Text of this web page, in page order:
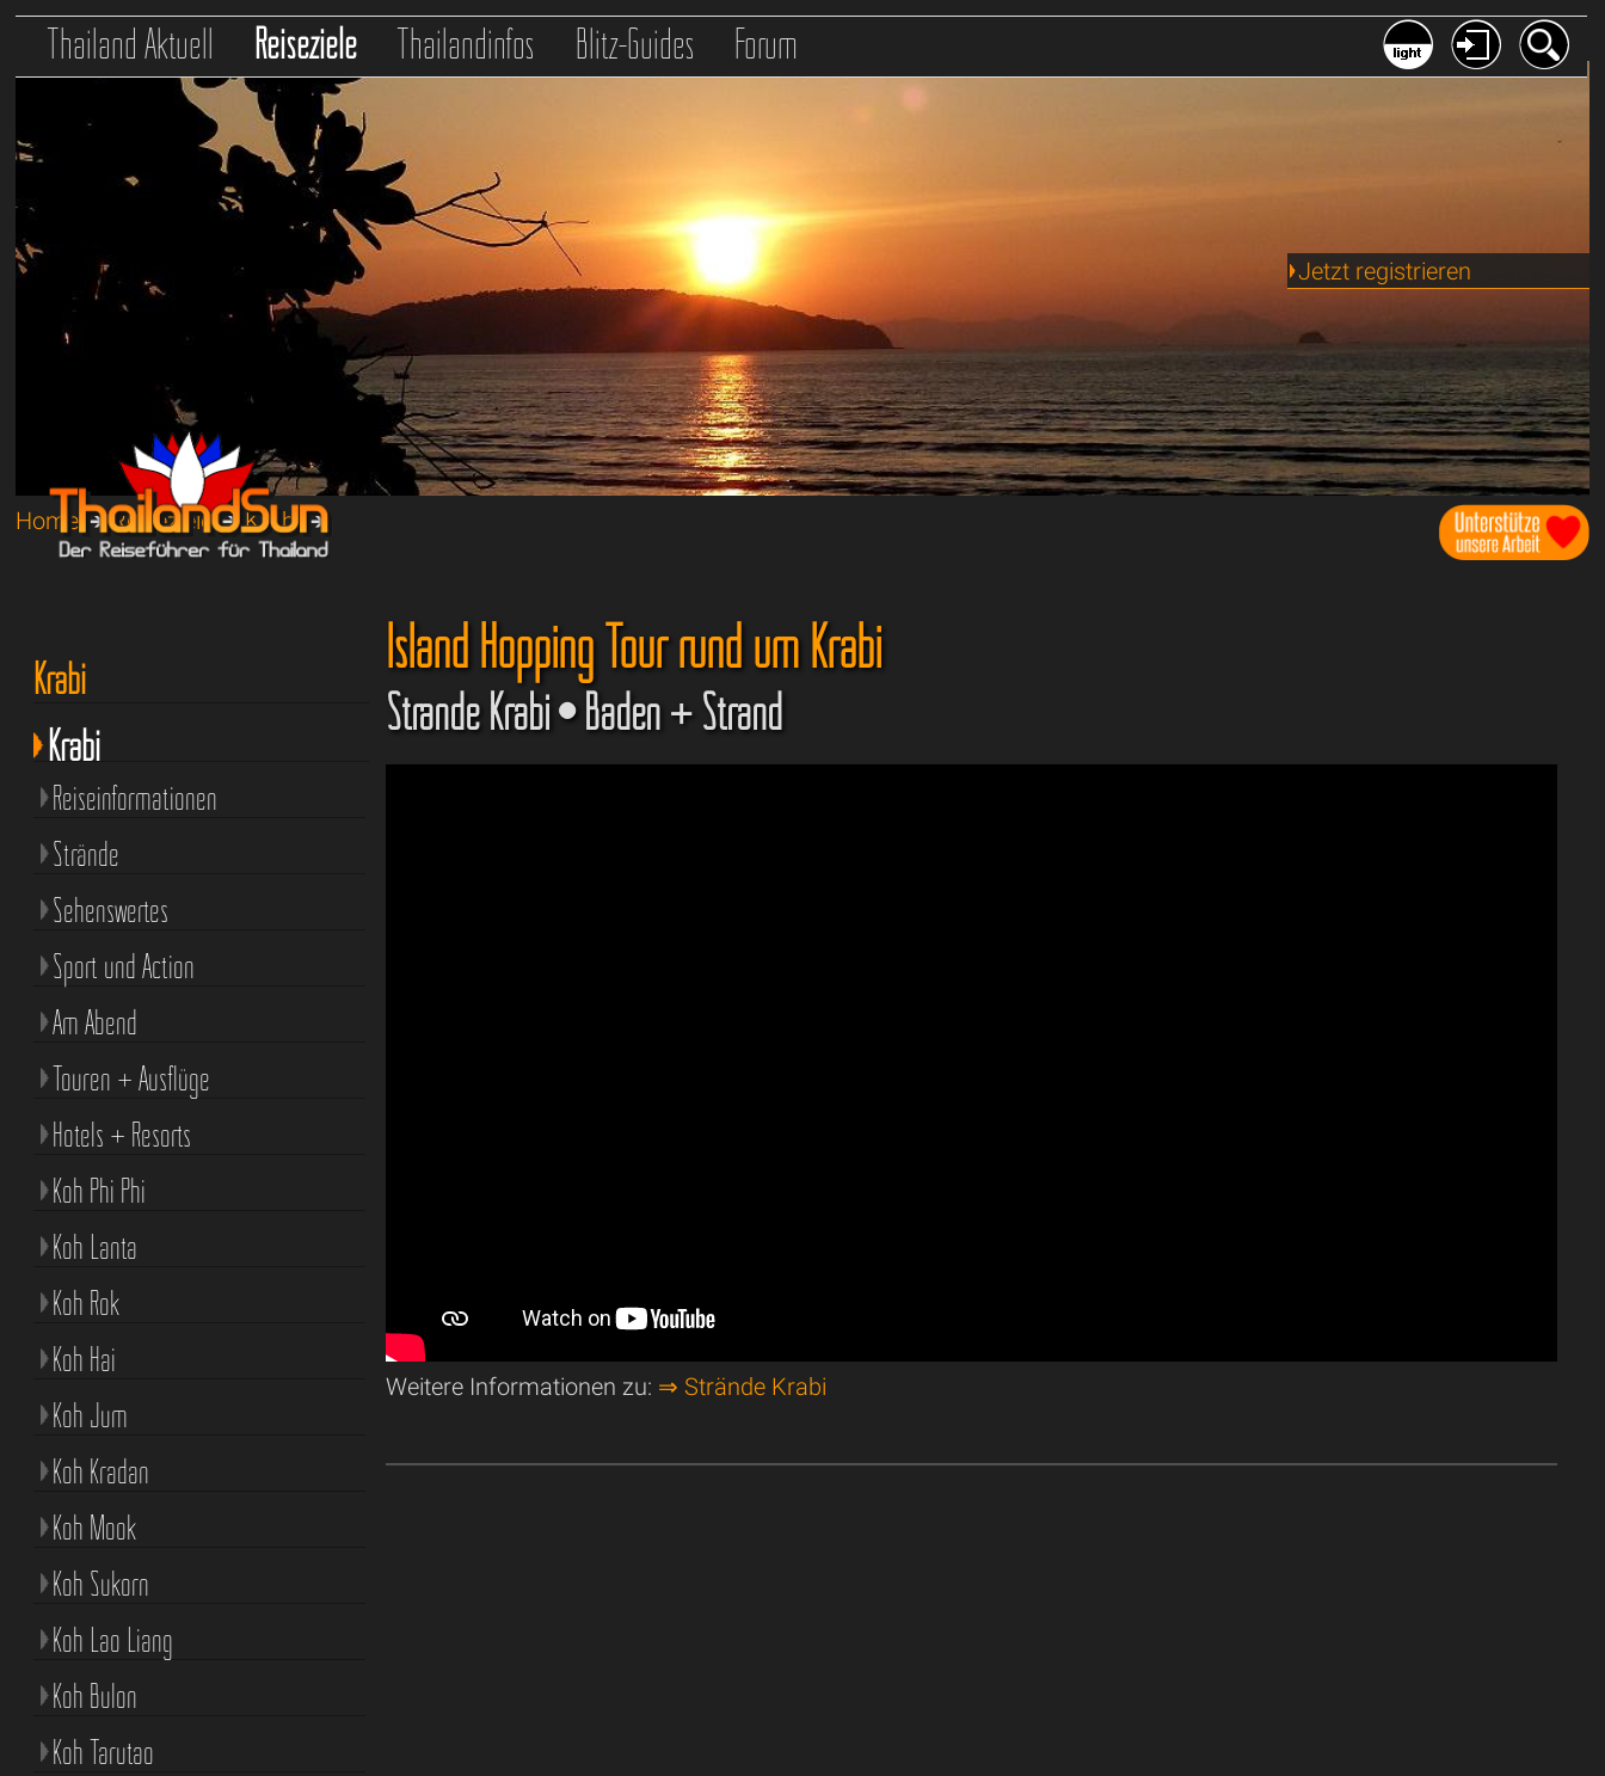
Thailand Aktuell Reiseziele Thailandinfos Blitz-Guides Forum
Jetzt registrieren
Home➔Reiseziele➔Krabi➔
Island Hopping Tour rund um Krabi
Strände Krabi • Baden + Strand
Weitere Informationen zu: ⇒ Strände Krabi
Krabi
Krabi
Reiseinformationen
Strände
Sehenswertes
Sport und Action
Am Abend
Touren + Ausflüge
Hotels + Resorts
Koh Phi Phi
Koh Lanta
Koh Rok
Koh Hai
Koh Jum
Koh Kradan
Koh Mook
Koh Sukorn
Koh Lao Liang
Koh Bulon
Koh Tarutao